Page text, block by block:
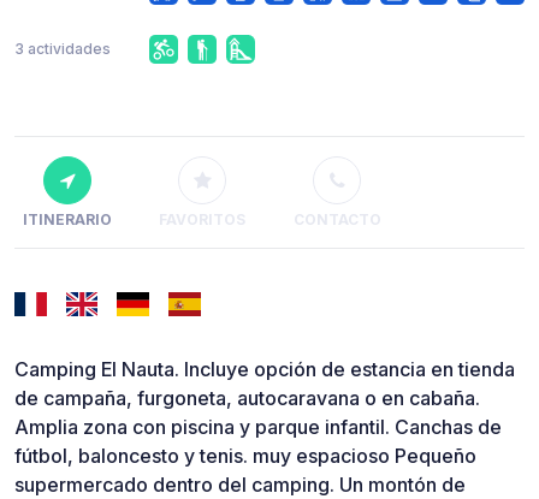
3 actividades
ITINERARIO FAVORITOS CONTACTO
Camping El Nauta. Incluye opción de estancia en tienda
de campaña, furgoneta, autocaravana o en cabaña.
Amplia zona con piscina y parque infantil. Canchas de
fútbol, baloncesto y tenis. muy espacioso Pequeño
supermercado dentro del camping. Un montón de